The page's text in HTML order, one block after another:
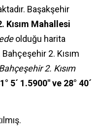
Başakşehir
Kısım Mahallesi
olduğu harita
2. Kısım
2. Kısım
5´ 1.5900″ ve 28° 40´